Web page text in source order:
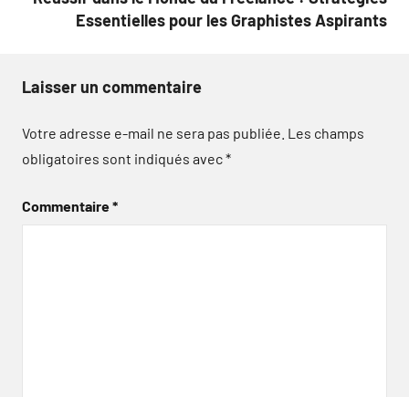
Essentielles pour les Graphistes Aspirants
Laisser un commentaire
Votre adresse e-mail ne sera pas publiée. Les champs
obligatoires sont indiqués avec*
Commentaire*